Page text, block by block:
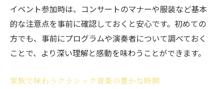
イベント参加時は、コンサートのマナーや服装など基本
的な注意点を事前に確認しておくと安心です。初めての
方でも、事前にプログラムや演奏者について調べておく
ことで、より深い理解と感動を味わうことができます。
家族で味わうクラシック音楽の豊かな時間